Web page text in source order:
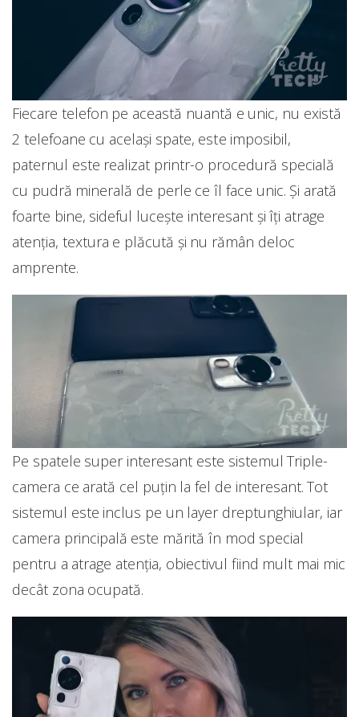
Fiecare telefon pe această nuantă e unic, nu există
2 telefoane cu același spate, este imposibil,
paternul este realizat printr-o procedură specială
cu pudră minerală de perle ce îl face unic. Și arată
foarte bine, sideful lucește interesant și îți atrage
atenția, textura e plăcută și nu rămân deloc
amprente.
Pe spatele super interesant este sistemul Triple-
camera ce arată cel puțin la fel de interesant. Tot
sistemul este inclus pe un layer dreptunghiular, iar
camera principală este mărită în mod special
pentru a atrage atenția, obiectivul fiind mult mai mic
decât zona ocupată.